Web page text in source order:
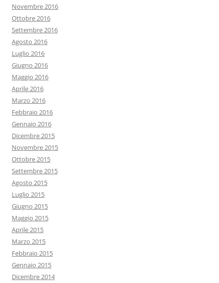
Novembre 2016
Ottobre 2016
Settembre 2016
Agosto 2016
Luglio 2016
Giugno 2016
Maggio 2016
Aprile 2016
Marzo 2016
Febbraio 2016
Gennaio 2016
Dicembre 2015
Novembre 2015
Ottobre 2015
Settembre 2015
Agosto 2015
Luglio 2015
Giugno 2015
Maggio 2015
Aprile 2015
Marzo 2015
Febbraio 2015
Gennaio 2015
Dicembre 2014